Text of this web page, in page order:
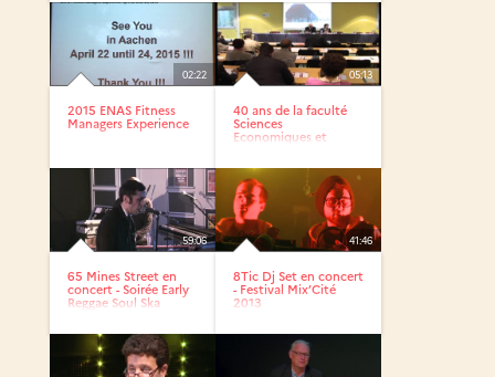
02:22
2015 ENAS Fitness
Managers Experience
05:13
40 ans de la faculté
Sciences
Economiques et
59:06
65 Mines Street en
concert - Soirée Early
Reggae Soul Ska
41:46
8Tic Dj Set en concert
- Festival Mix’Cité
2013